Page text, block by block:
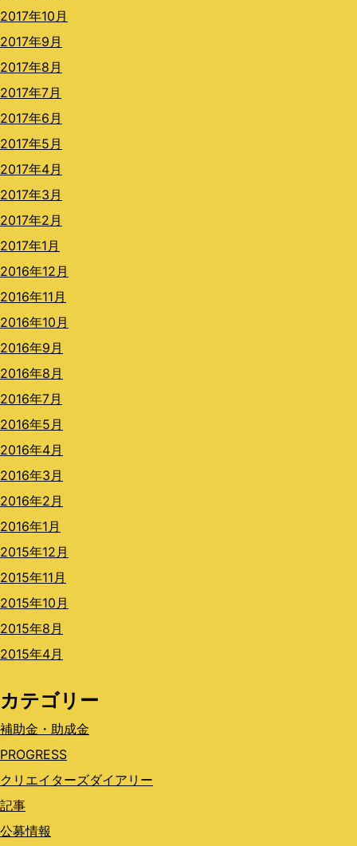
2017年10月
2017年9月
2017年8月
2017年7月
2017年6月
2017年5月
2017年4月
2017年3月
2017年2月
2017年1月
2016年12月
2016年11月
2016年10月
2016年9月
2016年8月
2016年7月
2016年5月
2016年4月
2016年3月
2016年2月
2016年1月
2015年12月
2015年11月
2015年10月
2015年8月
2015年4月
カテゴリー
補助金・助成金
PROGRESS
クリエイターズダイアリー
記事
公募情報